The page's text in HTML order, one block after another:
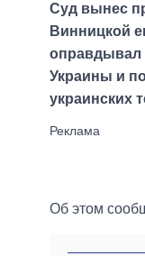
Суд вынес
Винницкой
оправдывал
Украины и
украинских
Об этом